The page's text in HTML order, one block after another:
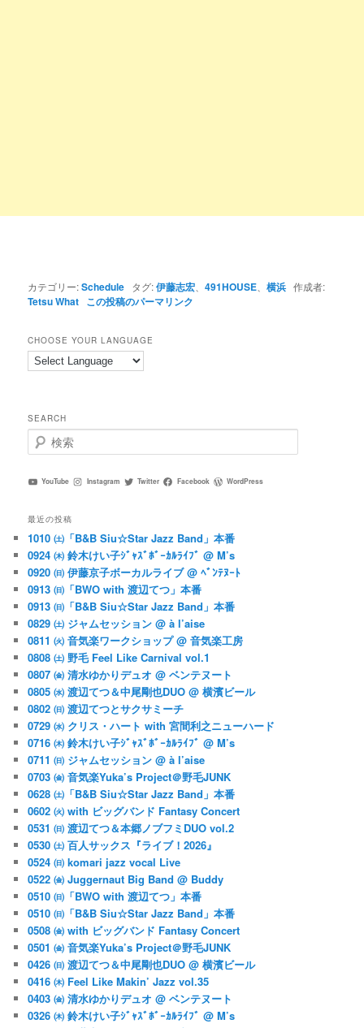
カテゴリー:Schedule タグ:伊藤志宏 、491HOUSE 、横浜 作成者:
Tetsu What この投稿のパーマリンク
CHOOSE YOUR LANGUAGE
SEARCH
検
索
YouTube Instagram Twitter Facebook WordPress
最近の投稿
1010 ㈯「B&B Siu☆Star Jazz Band」本番
0924 ㈭ 鈴木けい子ｼﾞｬｽﾞﾎﾞｰｶﾙﾗｲﾌﾞ @ M’s
0920 ㈰ 伊藤京子ボーカルライブ @ ﾍﾞﾝﾃﾇｰﾄ
0913 ㈰「BWO with 渡辺てつ」本番
0913 ㈰「B&B Siu☆Star Jazz Band」本番
0829 ㈯ ジャムセッション @ à l’aise
0811 ㈫ 音気楽ワークショップ @ 音気楽工房
0808 ㈯ 野毛 Feel Like Carnival vol.1
0807 ㈮ 清水ゆかりデュオ @ ベンテヌート
0805 ㈬ 渡辺てつ＆中尾剛也DUO @ 横濱ビール
0802 ㈰ 渡辺てつとサクサミーチ
0729 ㈬ クリス・ハート with 宮間利之ニューハード
0716 ㈭ 鈴木けい子ｼﾞｬｽﾞﾎﾞｰｶﾙﾗｲﾌﾞ @ M’s
0711 ㈰ ジャムセッション @ à l’aise
0703 ㈮ 音気楽Yuka’s Project＠野毛JUNK
0628 ㈯「B&B Siu☆Star Jazz Band」本番
0602 ㈫ with ビッグバンド Fantasy Concert
0531 ㈰ 渡辺てつ＆本郷ノブフミDUO vol.2
0530 ㈯ 百人サックス『ライブ！2026』
0524 ㈰ komari jazz vocal Live
0522 ㈮ Juggernaut Big Band @ Buddy
0510 ㈰「BWO with 渡辺てつ」本番
0510 ㈰「B&B Siu☆Star Jazz Band」本番
0508 ㈮ with ビッグバンド Fantasy Concert
0501 ㈮ 音気楽Yuka’s Project＠野毛JUNK
0426 ㈰ 渡辺てつ＆中尾剛也DUO @ 横濱ビール
0416 ㈭ Feel Like Makin’ Jazz vol.35
0403 ㈮ 清水ゆかりデュオ @ ベンテヌート
0326 ㈭ 鈴木けい子ｼﾞｬｽﾞﾎﾞｰｶﾙﾗｲﾌﾞ @ M’s